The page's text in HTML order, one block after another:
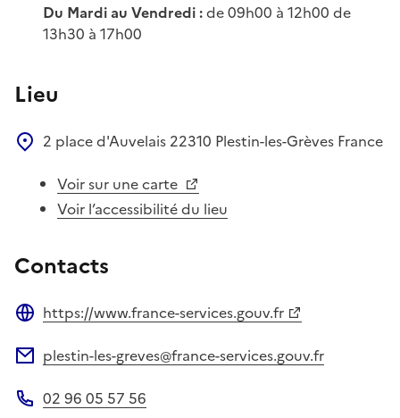
Du Mardi au Vendredi :de 09h00 à 12h00 de
13h30 à 17h00
Lieu
2 place d'Auvelais 22310 Plestin-les-Grèves France
Voir sur une carte
Voir l’accessibilité du lieu
Contacts
https://www.france-services.gouv.fr
plestin-les-greves@france-services.gouv.fr
02 96 05 57 56